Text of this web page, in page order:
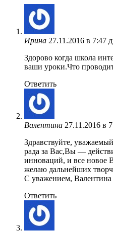
Ирина 27.11.2016 в 7:47
Здорово когда школа
ваши уроки.Что
Ответить
Валентина 27.11.2016 в
Здравствуйте,
рада за Вас,Вы —
инноваций, и все новое
желаю дальнейших
С уважением, Валентина
Ответить